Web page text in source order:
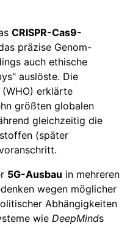
CRISPR-Cas9-
präzise Genom-
auch ethische
auslöste. Die
erklärte
größten globalen
gleichzeitig die
(später
5G-Ausbau in mehreren
wegen möglicher
Abhängigkeiten
wie DeepMinds